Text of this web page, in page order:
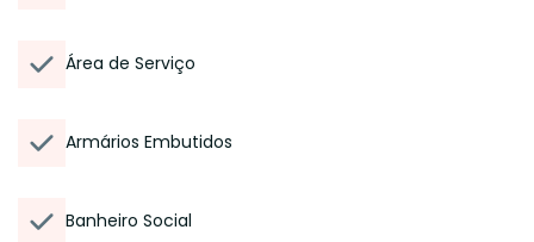
Área de Serviço
Armários Embutidos
Banheiro Social